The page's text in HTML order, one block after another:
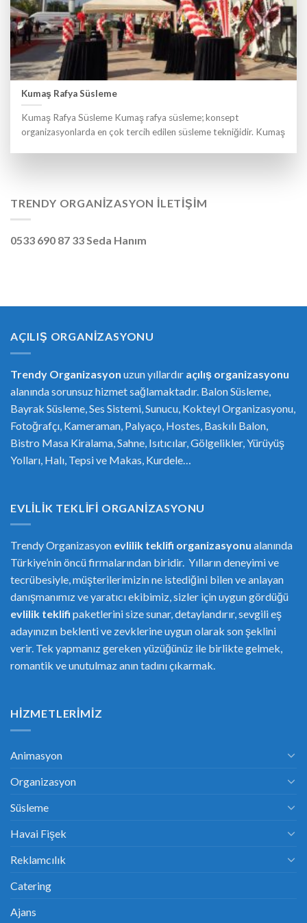
Kumaş Rafya Süsleme
Kumaş Rafya Süsleme Kumaş rafya süsleme; konsept
organizasyonlarda en çok tercih edilen süsleme tekniğidir. Kumaş
TRENDY ORGANIZASYON İLETIŞIM
0533 690 87 33 Seda Hanım
AÇILIŞ ORGANIZASYONU
Trendy Organizasyon uzun yıllardır açılış organizasyonu
alanında sorunsuz hizmet sağlamaktadır. Balon Süsleme,
Bayrak Süsleme, Ses Sistemi, Sunucu, Kokteyl Organizasyonu,
Fotoğrafçı, Kameraman, Palyaço, Hostes, Baskılı Balon,
Bistro Masa Kiralama, Sahne, Isıtıcılar, Gölgelikler, Yürüyüş
Yolları, Halı, Tepsi ve Makas, Kurdele…
EVLILIK TEKLIFI ORGANIZASYONU
Trendy Organizasyon evlilik teklifi organizasyonu alanında
Türkiye’nin öncü firmalarından biridir. Yılların deneyimi ve
tecrübesiyle, müşterilerimizin ne istediğini bilen ve anlayan
danışmanımız ve yaratıcı ekibimiz, sizler için uygun gördüğü
evlilik teklifi paketlerini size sunar, detaylandırır, sevgili eş
adayınızın beklenti ve zevklerine uygun olarak son şeklini
verir. Tek yapmanız gereken yüzüğünüz ile birlikte gelmek,
romantik ve unutulmaz anın tadını çıkarmak.
HIZMETLERIMIZ
Animasyon
Organizasyon
Süsleme
Havai Fişek
Reklamcılık
Catering
Ajans